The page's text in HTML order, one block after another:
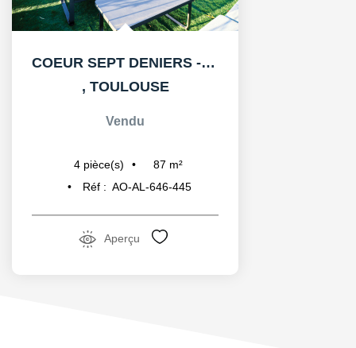
COEUR SEPT DENIERS - DERNIER ÉTAGE - GRANDE TERRASSE
, TOULOUSE
Vendu
4 pièce(s) 87 m²
Réf : AO-AL-646-445
Aperçu